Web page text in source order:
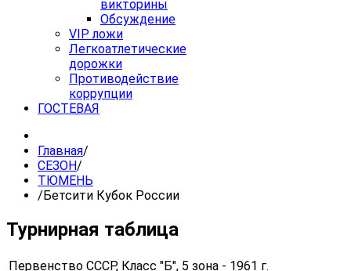
викторины
Обсуждение
VIP ложи
Легкоатлетические
дорожки
Противодействие
коррупции
ГОСТЕВАЯ
Главная/
СЕЗОН/
ТЮМЕНЬ
/ Бетсити Кубок России
Турнирная таблица
Первенство СССР, Класс "Б", 5 зона - 1961 г.